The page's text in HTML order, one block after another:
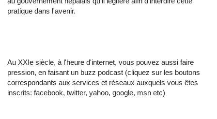
pratique dans l'avenir.
Au XXIe siècle, à l'heure d'internet, vous pouvez aussi faire
pression, en faisant un buzz podcast (cliquez sur les boutons
correspondants aux services et réseaux auxquels vous êtes
inscrits: facebook, twitter, yahoo, google, msn etc)